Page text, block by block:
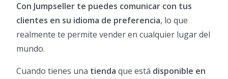
Con Jumpseller te puedes comunicar con tus
clientes en su idioma de preferencia, lo que
realmente te permite vender en cualquier lugar del
mundo.
Cuando tienes una tienda que está disponible en